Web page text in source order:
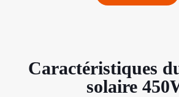
Caractéristiques
solaire